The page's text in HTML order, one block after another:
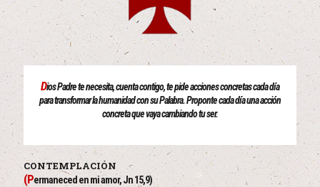
Dios Padre te necesita, cuenta contigo, te pide acciones concretas cada día
para transformar la humanidad con su Palabra. Proponte cada día una acción
concreta que vaya cambiando tu ser.
CONTEMPLACIÓN
(Permaneced en mi amor, Jn 15,9)